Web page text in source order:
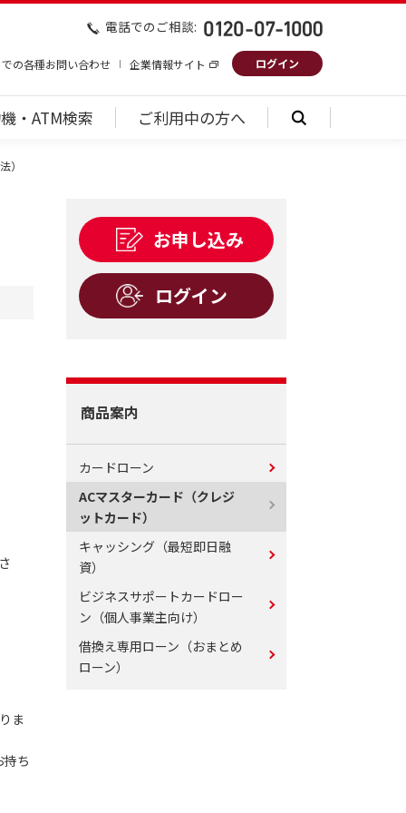
電話でのご相談:
の各種お問い合わせ 企業情報サイト ログイン
・ATM検索 ご利用中の方へ
）
ま
ち
お申し込み
ログイン
商品案内
カードローン
ACマスターカード（クレジ
ットカード）
キャッシング（最短即日融
資）
ビジネスサポートカードロー
ン（個人事業主向け）
借換え専用ローン（おまとめ
ローン）